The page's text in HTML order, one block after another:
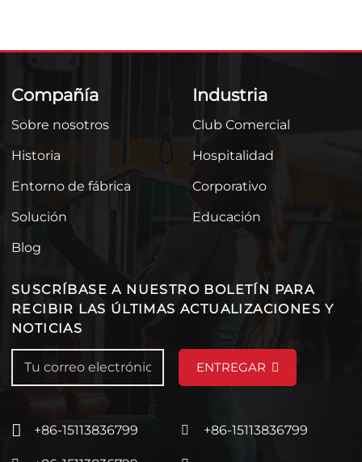
Compañía
Sobre nosotros
Historia
Entorno de fábrica
Solución
Blog
Industria
Club Comercial
Hospitalidad
Corporativo
Educación
SUSCRÍBASE A NUESTRO BOLETÍN PARA
RECIBIR LAS ÚLTIMAS ACTUALIZACIONES Y
NOTICIAS
ENTREGAR
+86-15113836799 +86-15113836799